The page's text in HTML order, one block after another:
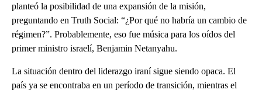
planteó la posibilidad de una expansión de la misión,
preguntando en Truth Social: “¿Por qué no habría un cambio de
régimen?”. Probablemente, eso fue música para los oídos del
primer ministro israelí, Benjamin Netanyahu.
La situación dentro del liderazgo iraní sigue siendo opaca. El
país ya se encontraba en un período de transición, mientras el